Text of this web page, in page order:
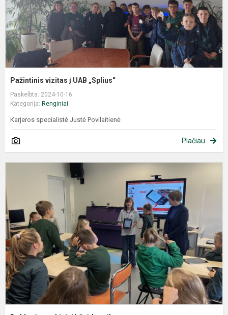
Pažintinis vizitas į UAB „Splius“
Paskelbta: 2024-10-16
Kategorija: Renginiai
Karjeros specialistė Justė Povilaitienė
Plačiau